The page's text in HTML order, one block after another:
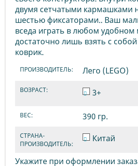
двумя сетчатыми кармашками
шестью фиксаторами.. Ваш
вседа играть в любом удобном
достаточно лишь взять с
коврик.
ПРОИЗВОДИТЕЛЬ: Лего (LEGO)
ВОЗРАСТ: 3+
ВЕС: 390 гр.
СТРАНА-
ПРОИЗВОДИТЕЛЬ:
Китай
Укажите при оформлении